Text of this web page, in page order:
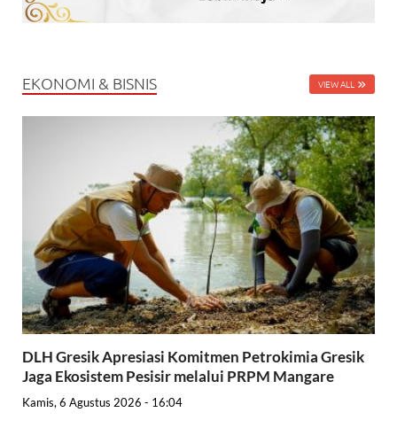
EKONOMI & BISNIS VIEW ALL
DLH Gresik Apresiasi Komitmen Petrokimia Gresik
Jaga Ekosistem Pesisir melalui PRPM Mangare
Kamis, 6 Agustus 2026 - 16:04